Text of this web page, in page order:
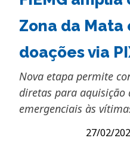
Zona da Mata
doações via
Nova etapa permite
diretas para aquisição
emergenciais às
27/02/